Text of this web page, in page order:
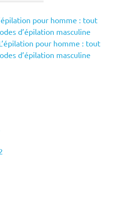
pour homme : tout
d’épilation masculine
pour homme : tout
d’épilation masculine